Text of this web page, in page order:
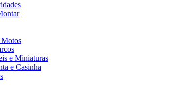
Motos
e Miniaturas
e Casinha